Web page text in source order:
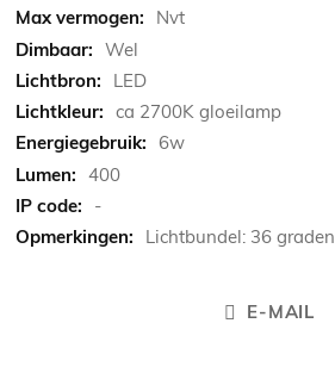
Nvt
Wel
LED
ca 2700K gloeilamp
6w
400
-
Lichtbundel: 36 graden
E-MAIL